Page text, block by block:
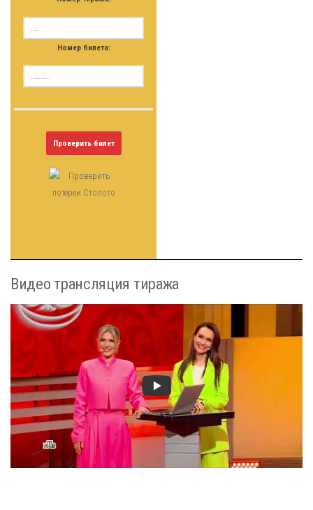
Номер билета:
Проверить билет
Видео трансляция тиража